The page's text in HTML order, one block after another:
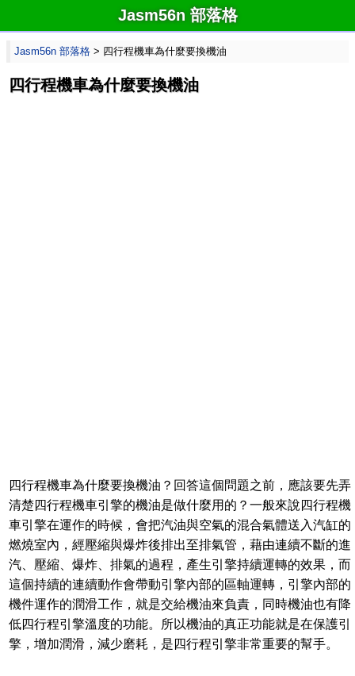
Jasm56n 部落格
Jasm56n 部落格 > 四行程機車為什麼要換機油
四行程機車為什麼要換機油
四行程機車為什麼要換機油？回答這個問題之前，應該要先弄
清楚四行程機車引擎的機油是做什麼用的？一般來說四行程機
車引擎在運作的時候，會把汽油與空氣的混合氣體送入汽缸的
燃燒室內，經壓縮與爆炸後排出至排氣管，藉由連續不斷的進
汽、壓縮、爆炸、排氣的過程，產生引擎持續運轉的效果，而
這個持續的連續動作會帶動引擎內部的區軸運轉，引擎內部的
機件運作的潤滑工作，就是交給機油來負責，同時機油也有降
低四行程引擎溫度的功能。所以機油的真正功能就是在保護引
擎，增加潤滑，減少磨耗，是四行程引擎非常重要的幫手。